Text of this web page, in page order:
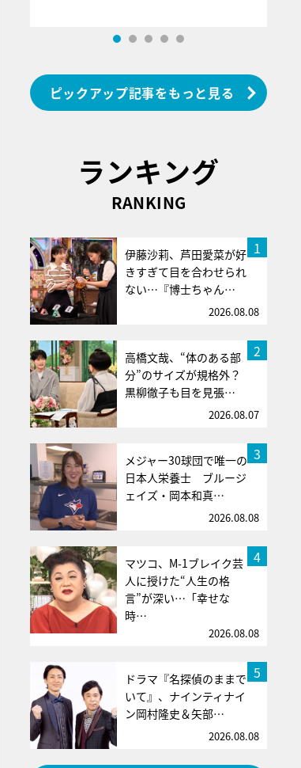
ピックアップ記事をもっと見る
ランキング
RANKING
1
伊藤沙莉、芦田愛菜が好
きすぎて目を合わせられ
ない…『博士ちゃん…
2026.08.08
2
高橋文哉、“体のある部
分”のサイズが規格外？
黒柳徹子も目を見張…
2026.08.07
3
メジャー30球団で唯一の
日本人栄養士 ブルージ
ェイズ・岡本和真…
2026.08.08
4
マツコ、M-1ブレイク芸
人に授けた“人生の格
言”が深い…「幸せな
時…
2026.08.08
5
ドラマ『名探偵のままで
いて』、ナインティナイ
ン岡村隆史＆矢部…
2026.08.08